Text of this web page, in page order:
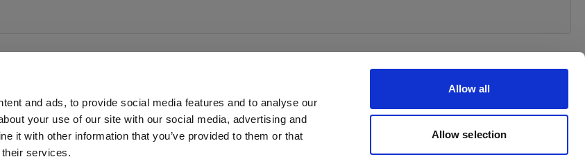
and ads, to provide social media features and to analyse our
your use of our site with our social media, advertising and
it with other information that you’ve provided to them or that
services.
Allow all
Allow selection
Share the Light Withdrawal your order